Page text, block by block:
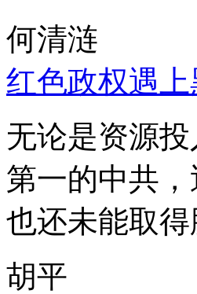
何清涟
红色政权遇
无论是资源
第一的中共
也还未能取得
胡平